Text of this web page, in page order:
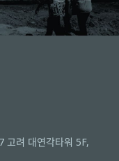
고려 대연각타워 5F,